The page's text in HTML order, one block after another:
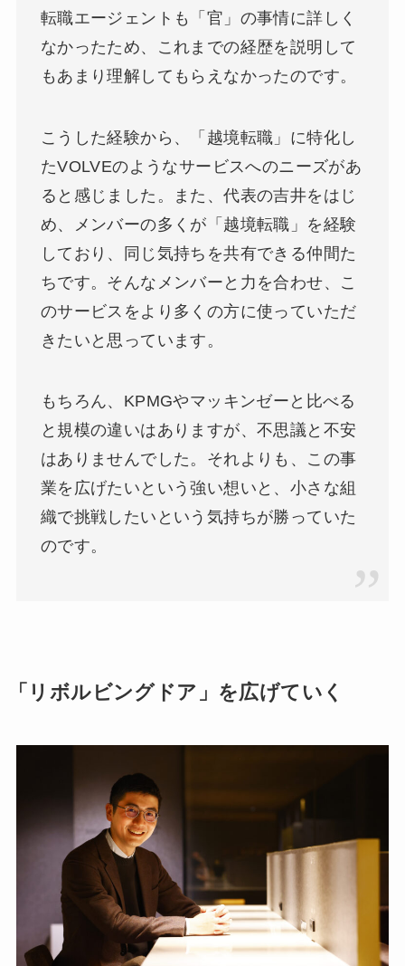
転職エージェントも「官」の事情に詳しく
なかったため、これまでの経歴を説明して
もあまり理解してもらえなかったのです。
こうした経験から、「越境転職」に特化し
たVOLVEのようなサービスへのニーズがあ
ると感じました。また、代表の吉井をはじ
め、メンバーの多くが「越境転職」を経験
しており、同じ気持ちを共有できる仲間た
ちです。そんなメンバーと力を合わせ、こ
のサービスをより多くの方に使っていただ
きたいと思っています。
もちろん、KPMGやマッキンゼーと比べる
と規模の違いはありますが、不思議と不安
はありませんでした。それよりも、この事
業を広げたいという強い想いと、小さな組
織で挑戦したいという気持ちが勝っていた
のです。
「リボルビングドア」を広げていく